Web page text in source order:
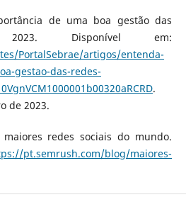
de uma boa gestão das
Disponível em:
PortalSebrae/artigos/entenda-
gestao-das-redes-
.
de 2023.
maiores redes sociais do mundo.
pt.semrush.com/blog/maiores-